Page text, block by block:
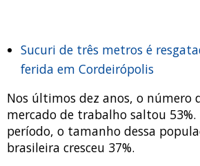
Sucuri de três metros é
ferida em Cordeirópolis
Nos últimos dez anos, o número
mercado de trabalho saltou 53%.
período, o tamanho dessa
brasileira cresceu 37%.